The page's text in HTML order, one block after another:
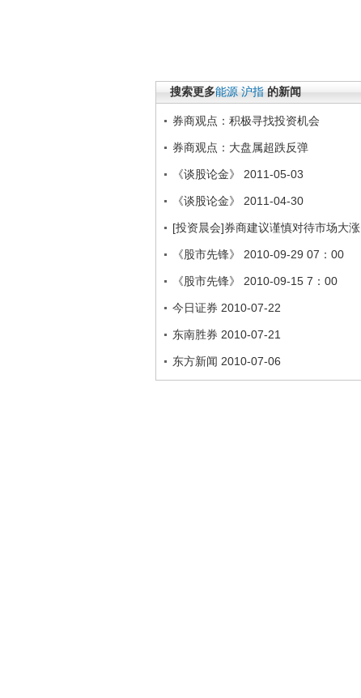
搜索更多能源 沪指 的新闻
券商观点：积极寻找投资机会
券商观点：大盘属超跌反弹
《谈股论金》 2011-05-03
《谈股论金》 2011-04-30
[投资晨会]券商建议谨慎对待市场大涨
《股市先锋》 2010-09-29 07：00
《股市先锋》 2010-09-15 7：00
今日证券 2010-07-22
东南胜券 2010-07-21
东方新闻 2010-07-06